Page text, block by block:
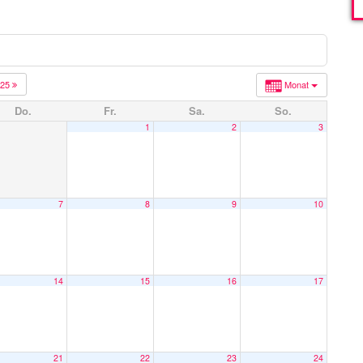
Monat
Do. Fr. Sa. So.
1 2 3
7 8 9 10
14 15 16 17
21 22 23 24